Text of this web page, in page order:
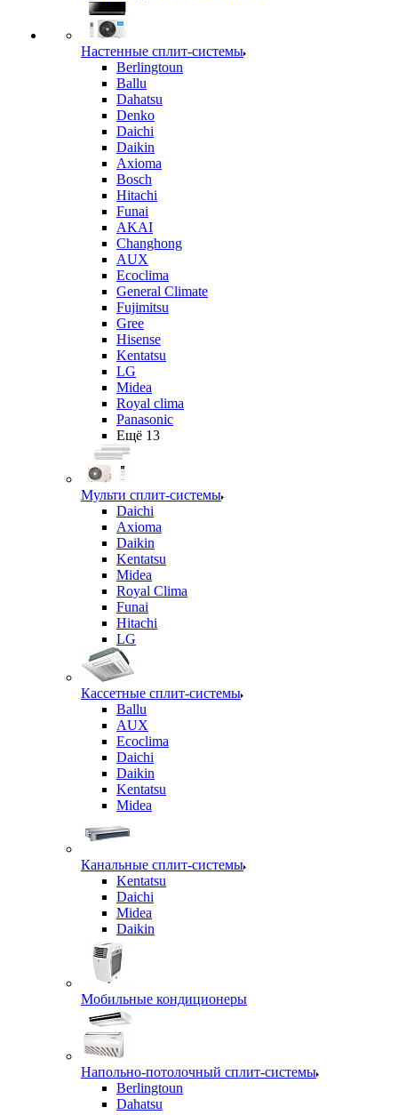
Настенные сплит-системы
Berlingtoun
Ballu
Dahatsu
Denko
Daichi
Daikin
Axioma
Bosch
Hitachi
Funai
AKAI
Changhong
AUX
Ecoclima
General Climate
Fujimitsu
Gree
Hisense
Kentatsu
LG
Midea
Royal clima
Panasonic
Ещё 13
Мульти сплит-системы
Daichi
Axioma
Daikin
Kentatsu
Midea
Royal Clima
Funai
Hitachi
LG
Кассетные сплит-системы
Ballu
AUX
Ecoclima
Daichi
Daikin
Kentatsu
Midea
Канальные сплит-системы
Kentatsu
Daichi
Midea
Daikin
Мобильные кондиционеры
Напольно-потолочный сплит-системы
Berlingtoun
Dahatsu